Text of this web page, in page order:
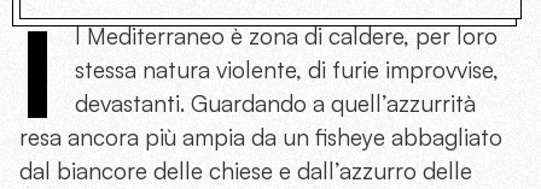
I
l Mediterraneo è zona di caldere, per loro
stessa natura violente, di furie improvvise,
devastanti. Guardando a quell’azzurrità
resa ancora più ampia da un fisheye abbagliato
dal biancore delle chiese e dall’azzurro delle